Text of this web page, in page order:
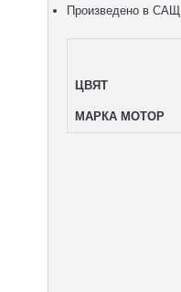
Произведено в САЩ
ЦВЯТ
МАРКА МОТОР